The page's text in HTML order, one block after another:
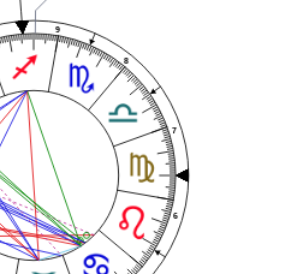
6
7
8
9